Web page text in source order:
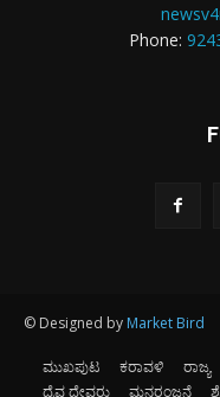
Phone:
© Designed by Market Bird
ಮುಖಪುಟ ಕರಾವಳಿ ರಾಜ್ಯ
ದೈವ ದೇವರು
ಮನರಂಜನೆ